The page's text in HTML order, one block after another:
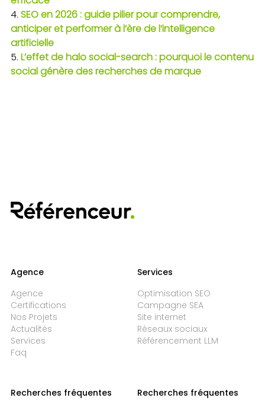
SEO en 2026 : guide pilier pour comprendre,
anticiper et performer à l’ère de l’intelligence
artificielle
L’effet de halo social-search : pourquoi le contenu
social génère des recherches de marque
Agence
Agence
Certifications
Nos Projets
Actualités
Services
Faq
Services
Optimisation SEO
Campagne SEA
Site internet
Réseaux sociaux
Référencement LLM
Recherches fréquentes
Recherches fréquentes